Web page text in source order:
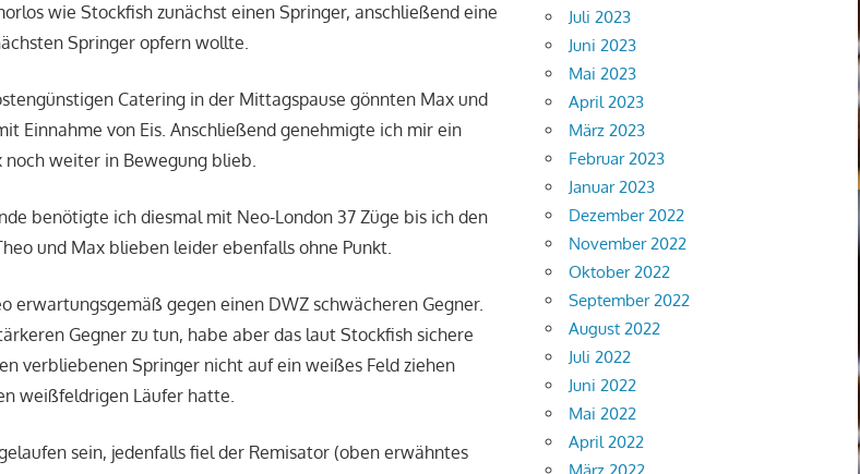
wie Stockfish zunächst einen Springer, anschließend eine
Springer opfern wollte.
Catering in der Mittagspause gönnten Max und
Einnahme von Eis. Anschließend genehmigte ich mir ein
weiter in Bewegung blieb.
benötigte ich diesmal mit Neo-London 37 Züge bis ich den
und Max blieben leider ebenfalls ohne Punkt.
erwartungsgemäß gegen einen DWZ schwächeren Gegner.
Gegner zu tun, habe aber das laut Stockfish sichere
verbliebenen Springer nicht auf ein weißes Feld ziehen
weißfeldrigen Läufer hatte.
sein, jedenfalls fiel der Remisator (oben erwähntes
Juli 2023
Juni 2023
Mai 2023
April 2023
März 2023
Februar 2023
Januar 2023
Dezember 2022
November 2022
Oktober 2022
September 2022
August 2022
Juli 2022
Juni 2022
Mai 2022
April 2022